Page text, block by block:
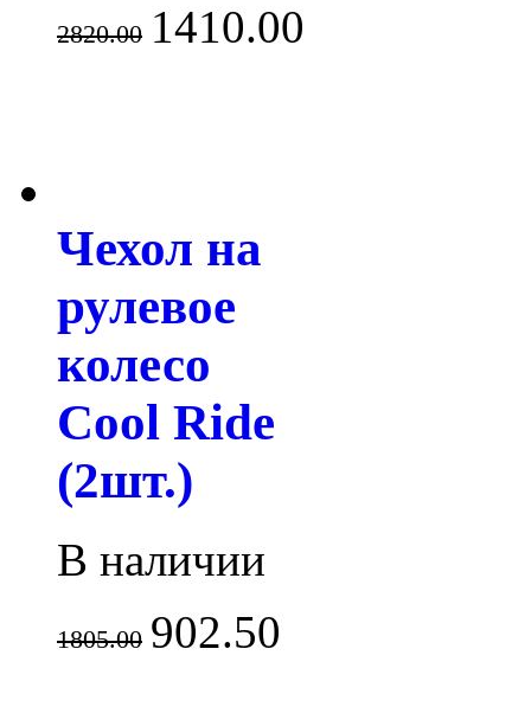
2820.00 1410.00
Чехол на
рулевое
колесо
Cool Ride
(2шт.)
В наличии
1805.00 902.50